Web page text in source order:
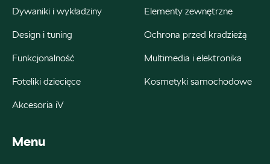
Auto Śliwka
ul. 3 Maja 60, Sosnowiec
+48 326 303 149
magazyn.sosnowiec@autosliwka.pl
Auto Śliwka
Dywaniki i wykładziny Elementy zewnętrzne
Design i tuning Ochrona przed kradzieżą
Funkcjonalność Multimedia i elektronika
Foteliki dziecięce Kosmetyki samochodowe
Akcesoria iV
Menu